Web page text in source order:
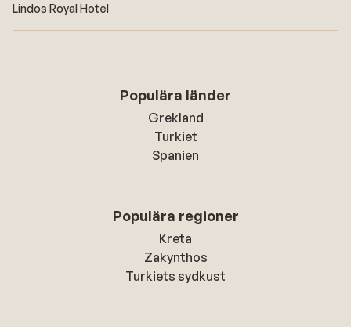
Lindos Royal Hotel
Populära länder
Grekland
Turkiet
Spanien
Populära regioner
Kreta
Zakynthos
Turkiets sydkust